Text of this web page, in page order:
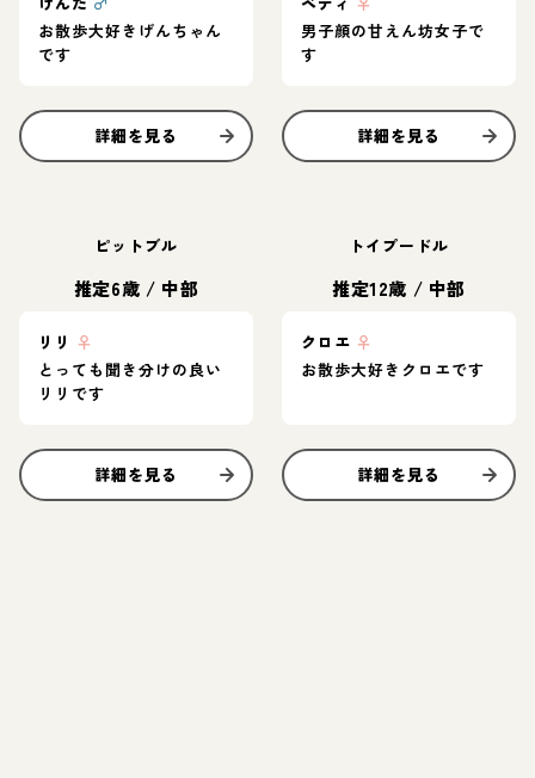
お散歩大好きげんちゃん
です
詳細を見る
男子顔の甘えん坊女子で
す
詳細を見る
ピットブル
推定6歳 / 中部
リリ ♀
とっても聞き分けの良い
リリです
詳細を見る
トイプードル
推定12歳 / 中部
クロエ ♀
お散歩大好きクロエです
詳細を見る